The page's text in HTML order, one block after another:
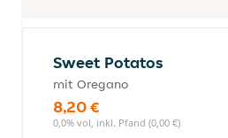
Sweet Potatos
mit Oregano
8,20 €
0,0% vol, inkl. Pfand (0,00 €)